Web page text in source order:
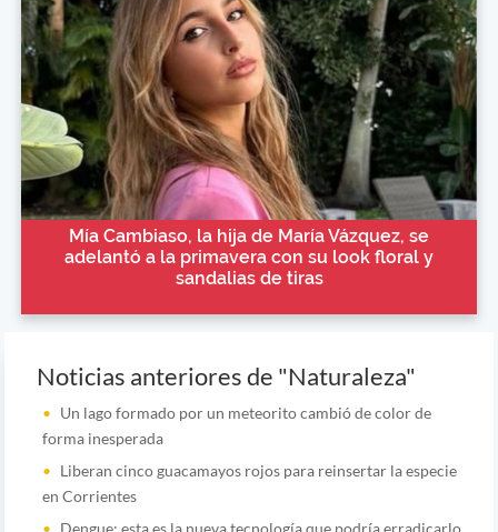
Mía Cambiaso, la hija de María Vázquez, se
adelantó a la primavera con su look floral y
sandalias de tiras
Noticias anteriores de "Naturaleza"
Un lago formado por un meteorito cambió de color de
forma inesperada
Liberan cinco guacamayos rojos para reinsertar la especie
en Corrientes